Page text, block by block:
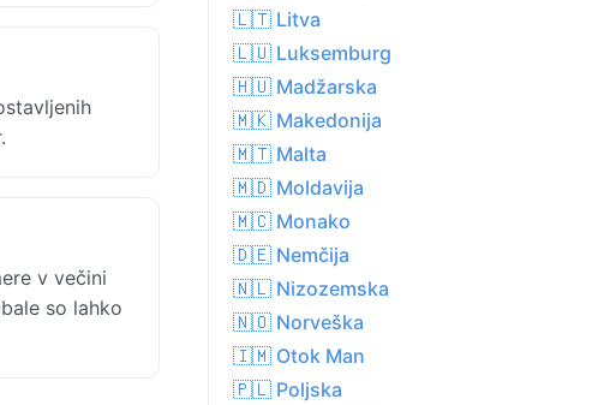
v večini
so lahko
🇱🇹 Litva
🇱🇺 Luksemburg
🇭🇺 Madžarska
🇲🇰 Makedonija
🇲🇹 Malta
🇲🇩 Moldavija
🇲🇨 Monako
🇩🇪 Nemčija
🇳🇱 Nizozemska
🇳🇴 Norveška
🇮🇲 Otok Man
🇵🇱 Poljska